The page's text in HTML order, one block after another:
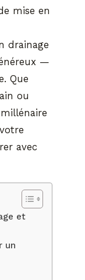
mise en
drainage
—
Que
ou
avec
et
un